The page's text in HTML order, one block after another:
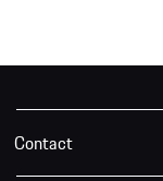
Contact